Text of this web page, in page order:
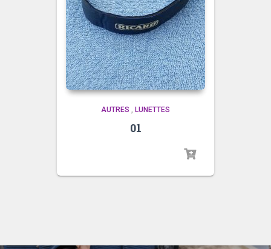
AUTRES , LUNETTES
01